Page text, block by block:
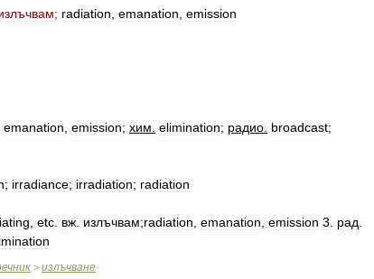
; radiation emanation emission
emanation emission; хим elimination; радио broadcast;
; irradiance; irradiation; radiation
etc вж излъчвам;radiation emanation emission 3 рад
> излъчване